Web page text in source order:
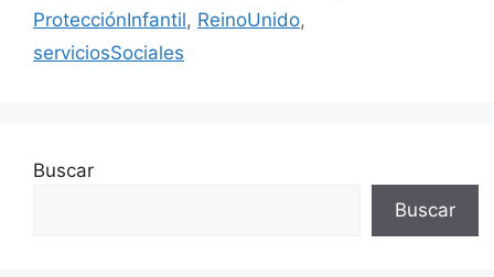
ProtecciónInfantil, ReinoUnido,
serviciosSociales
Buscar
Buscar